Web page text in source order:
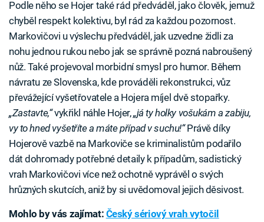
Podle něho se Hojer také rád předváděl, jako člověk, jemuž
chyběl respekt kolektivu, byl rád za každou pozornost.
Markovičovi u výslechu předváděl, jak uzvedne židli za
nohu jednou rukou nebo jak se správně pozná nabroušený
nůž. Také projevoval morbidní smysl pro humor. Během
návratu ze Slovenska, kde prováděli rekonstrukci, vůz
převážející vyšetřovatele a Hojera míjel dvě stopařky.
„Zastavte,“vykřikl náhle Hojer,„já ty holky vošukám a zabiju,
vy to hned vyšetříte a máte případ v suchu!“Právě díky
Hojerově vazbě na Markoviče se kriminalistům podařilo
dát dohromady potřebné detaily k případům, sadistický
vrah Markovičovi více než ochotně vyprávěl o svých
hrůzných skutcích, aniž by si uvědomoval jejich děsivost.
Mohlo by vás zajímat: Český sériový vrah vytočil